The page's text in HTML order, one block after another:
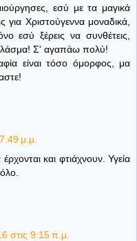
εσύ με τα μαγικά
Χριστούγεννα μοναδικά,
εσύ ξέρεις να συνθέτεις,
Σ' αγαπάω πολύ!
είναι τόσο όμορφος, μα
μ.μ.
και φτιάχνουν. Υγεία
στις 9:15 π.μ.